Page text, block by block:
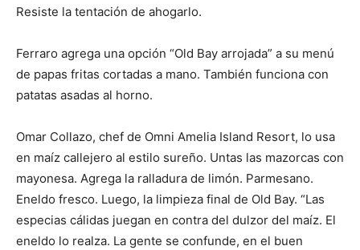
Resiste la tentación de ahogarlo.
Ferraro agrega una opción “Old Bay arrojada” a su menú
de papas fritas cortadas a mano. También funciona con
patatas asadas al horno.
Omar Collazo, chef de Omni Amelia Island Resort, lo usa
en maíz callejero al estilo sureño. Untas las mazorcas con
mayonesa. Agrega la ralladura de limón. Parmesano.
Eneldo fresco. Luego, la limpieza final de Old Bay. “Las
especias cálidas juegan en contra del dulzor del maíz. El
eneldo lo realza. La gente se confunde, en el buen